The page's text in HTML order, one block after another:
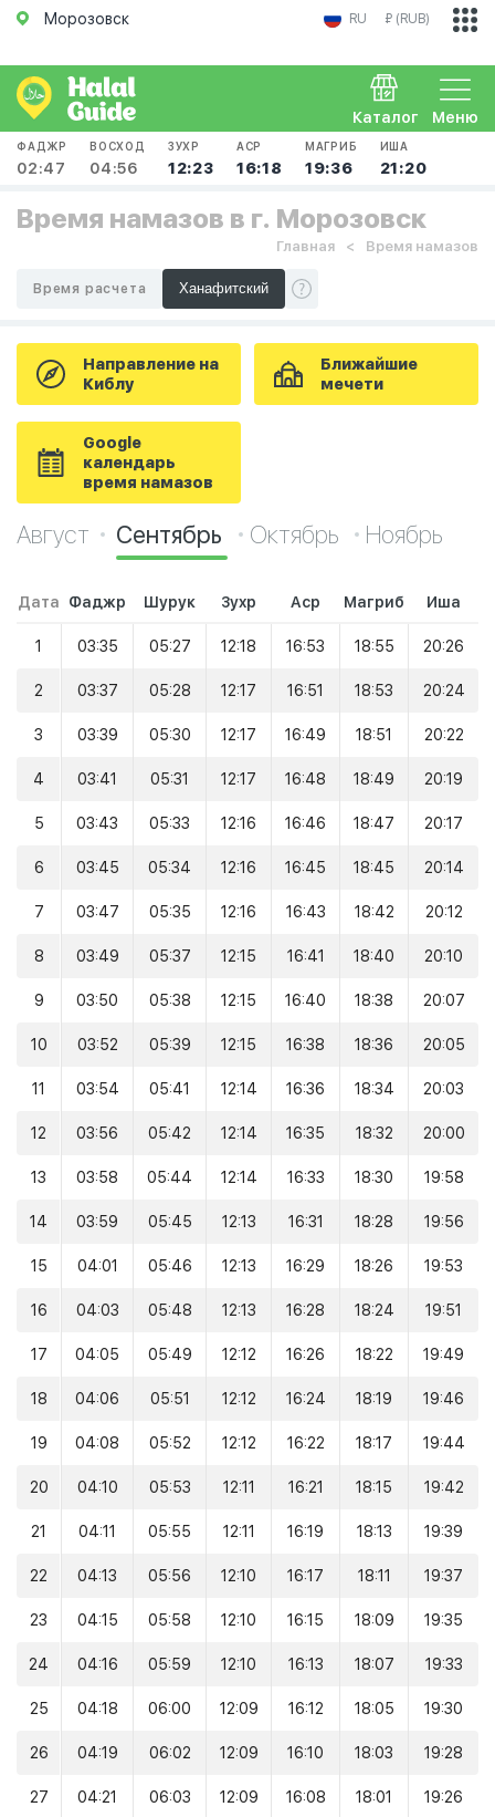
Морозовск RU ₽ (RUB)
Меню
Каталог
ФАДЖР
02:47
ВОСХОД
04:56
ЗУХР
12:23
АСР
16:18
МАГРИБ
19:36
ИША
21:20
Время намазов в г. Морозовск
Главная Время намазов
Время расчета
Направление на
Киблу
Ближайшие
мечети
Google
календарь
время намазов
Август Сентябрь Октябрь Ноябрь
Дата Фаджр Шурук Зухр Аср Магриб Иша
1 03:35 05:27 12:18 16:53 18:55 20:26
2 03:37 05:28 12:17 16:51 18:53 20:24
3 03:39 05:30 12:17 16:49 18:51 20:22
4 03:41 05:31 12:17 16:48 18:49 20:19
5 03:43 05:33 12:16 16:46 18:47 20:17
6 03:45 05:34 12:16 16:45 18:45 20:14
7 03:47 05:35 12:16 16:43 18:42 20:12
8 03:49 05:37 12:15 16:41 18:40 20:10
9 03:50 05:38 12:15 16:40 18:38 20:07
10 03:52 05:39 12:15 16:38 18:36 20:05
11 03:54 05:41 12:14 16:36 18:34 20:03
12 03:56 05:42 12:14 16:35 18:32 20:00
13 03:58 05:44 12:14 16:33 18:30 19:58
14 03:59 05:45 12:13 16:31 18:28 19:56
15 04:01 05:46 12:13 16:29 18:26 19:53
16 04:03 05:48 12:13 16:28 18:24 19:51
17 04:05 05:49 12:12 16:26 18:22 19:49
18 04:06 05:51 12:12 16:24 18:19 19:46
19 04:08 05:52 12:12 16:22 18:17 19:44
20 04:10 05:53 12:11 16:21 18:15 19:42
21 04:11 05:55 12:11 16:19 18:13 19:39
22 04:13 05:56 12:10 16:17 18:11 19:37
23 04:15 05:58 12:10 16:15 18:09 19:35
24 04:16 05:59 12:10 16:13 18:07 19:33
25 04:18 06:00 12:09 16:12 18:05 19:30
26 04:19 06:02 12:09 16:10 18:03 19:28
27 04:21 06:03 12:09 16:08 18:01 19:26